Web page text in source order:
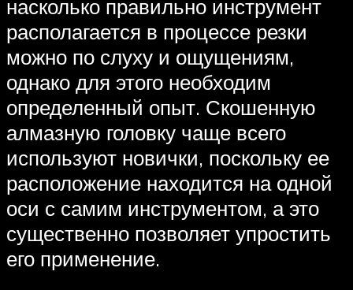
насколько правильно инструмент
располагается в процессе резки
можно по слуху и ощущениям,
однако для этого необходим
определенный опыт. Скошенную
алмазную головку чаще всего
используют новички, поскольку ее
расположение находится на одной
оси с самим инструментом, а это
существенно позволяет упростить
его применение.